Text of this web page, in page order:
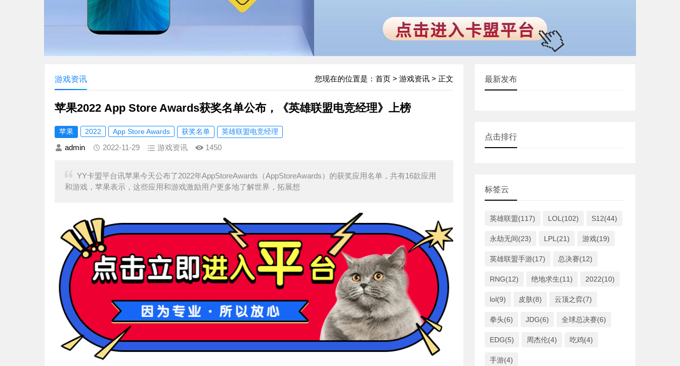
您现在的位置是： 首页 > 游戏资讯 > 正文
游戏资讯
苹果2022 App Store Awards获奖名单公布，《英雄联盟电竞经理》上榜
苹果 2022 App Store Awards 获奖名单 英雄联盟电竞经理
admin 2022-11-29 游戏资讯 1450
YY卡盟平台讯苹果今天公布了2022年AppStoreAwards（AppStoreAwards）的获奖应用名单，共有16款应用
和游戏，苹果表示，这些应用和游戏激励用户更多地了解世界，拓展想
最新发布
点击排行
标签云
英雄联盟(117) LOL(102) S12(44)
永劫无间(23) LPL(21) 游戏(19)
英雄联盟手游(17) 总决赛(12)
RNG(12) 绝地求生(11) 2022(10)
lol(9) 皮肤(8) 云顶之弈(7)
拳头(6) JDG(6) 全球总决赛(6)
EDG(5) 周杰伦(4) 吃鸡(4)
手游(4)